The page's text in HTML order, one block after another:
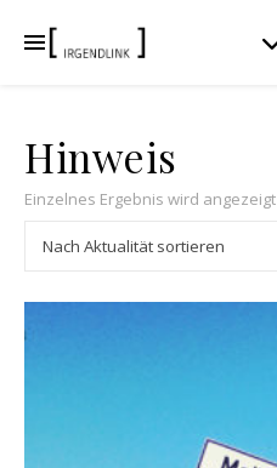
Hinweis
Einzelnes Ergebnis wird angezeigt